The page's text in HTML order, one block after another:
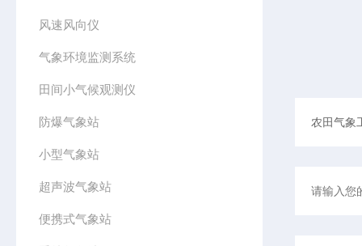
风速风向仪
气象环境监测系统
田间小气候观测仪
防爆气象站
小型气象站
超声波气象站
便携式气象站